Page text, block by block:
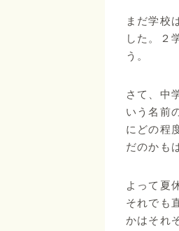
まだ学校
した。２
う。
さて、中
いう名前
にどの程
だのかも
よって夏
それでも
かはそれ